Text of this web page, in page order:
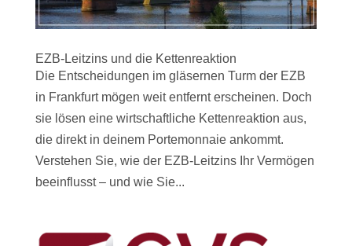
EZB-Leitzins und die Kettenreaktion
Die Entscheidungen im gläsernen Turm der EZB
in Frankfurt mögen weit entfernt erscheinen. Doch
sie lösen eine wirtschaftliche Kettenreaktion aus,
die direkt in deinem Portemonnaie ankommt.
Verstehen Sie, wie der EZB-Leitzins Ihr Vermögen
beeinflusst – und wie Sie...